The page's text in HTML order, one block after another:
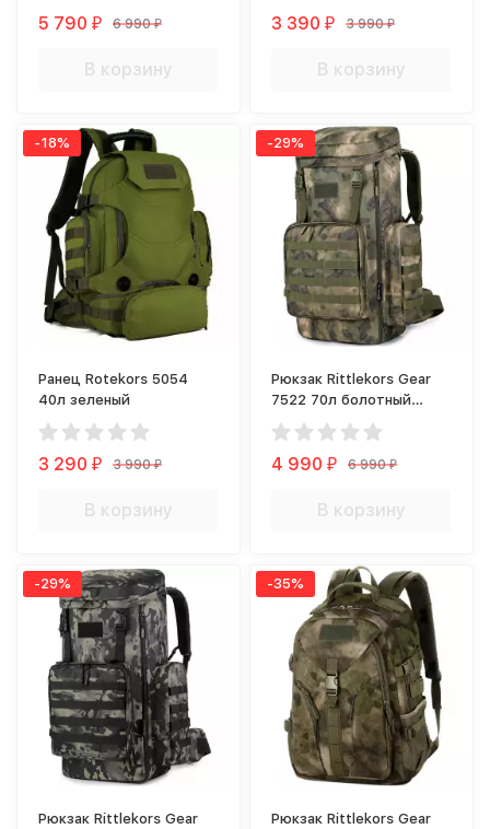
5 790₽ 6 990₽
В корзину
3 390₽ 3 990₽
В корзину
-18%
Ранец Rotekors 5054
40л зеленый
3 290₽ 3 990₽
В корзину
-29%
Рюкзак Rittlekors Gear
7522 70л болотный
камуфляж
4 990₽ 6 990₽
В корзину
-29%
Рюкзак Rittlekors Gear
-35%
Рюкзак Rittlekors Gear